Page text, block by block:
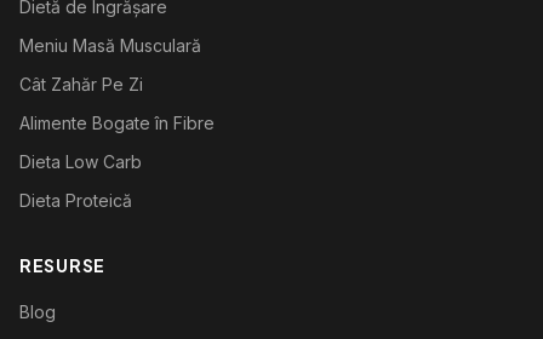
Dietă de Îngrășare
Meniu Masă Musculară
Cât Zahăr Pe Zi
Alimente Bogate în Fibre
Dieta Low Carb
Dieta Proteică
RESURSE
Blog